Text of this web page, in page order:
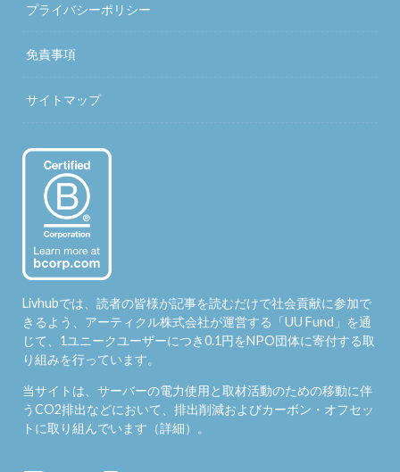
プライバシーポリシー
免責事項
サイトマップ
Livhubでは、読者の皆様が記事を読むだけで社会貢献に参加で
きるよう、アーティクル株式会社が運営する「UU Fund 」を通
じて、1ユニークユーザーにつき0.1円をNPO団体に寄付する取
り組みを行っています。
当サイトは、サーバーの電力使用と取材活動のための移動に伴
うCO2排出などにおいて、排出削減およびカーボン・オフセッ
トに取り組んでいます（詳細）。